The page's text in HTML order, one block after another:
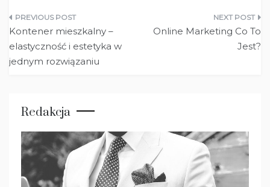
Nawigacja
wpisu
Kontener mieszkalny –
elastyczność i estetyka w
jednym rozwiązaniu
Online Marketing Co To
Jest?
Redakcja